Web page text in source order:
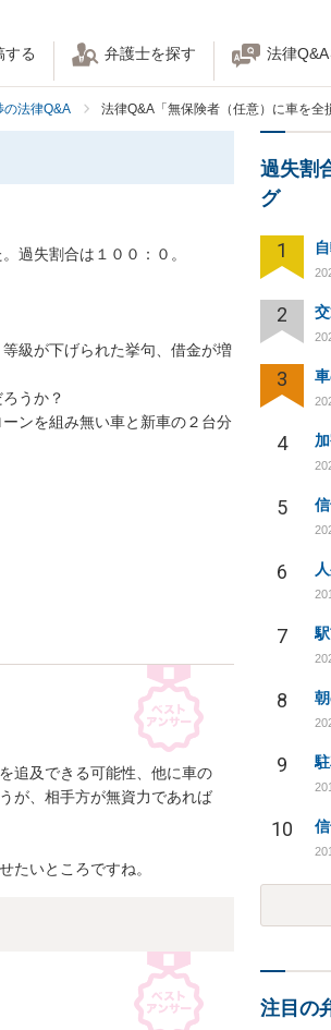
する 弁護士を探す 法律
の法律Q&A 法律Q&A「無保険者（任意）に車を全
過失割合は１００：０。
級が下げられた挙句、借金が増
うか？
ンを組み無い車と新車の２台分
追及できる可能性、他に車の
が、相手方が無資力であれば
たいところですね。
過失割
グ
1
2
3
4
5
6
7
8
9
10
注目の